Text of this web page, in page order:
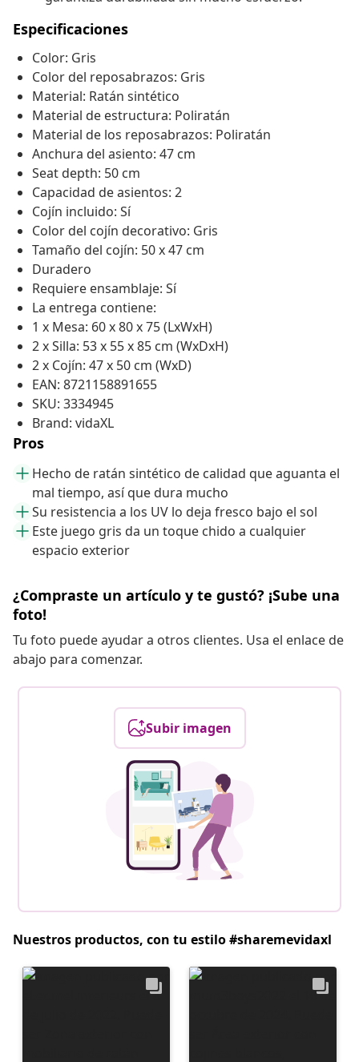
Especificaciones
Color: Gris
Color del reposabrazos: Gris
Material: Ratán sintético
Material de estructura: Poliratán
Material de los reposabrazos: Poliratán
Anchura del asiento: 47 cm
Seat depth: 50 cm
Capacidad de asientos: 2
Cojín incluido: Sí
Color del cojín decorativo: Gris
Tamaño del cojín: 50 x 47 cm
Duradero
Requiere ensamblaje: Sí
La entrega contiene:
1 x Mesa: 60 x 80 x 75 (LxWxH)
2 x Silla: 53 x 55 x 85 cm (WxDxH)
2 x Cojín: 47 x 50 cm (WxD)
EAN: 8721158891655
SKU: 3334945
Brand: vidaXL
Pros
Hecho de ratán sintético de calidad que aguanta el
mal tiempo, así que dura mucho
Su resistencia a los UV lo deja fresco bajo el sol
Este juego gris da un toque chido a cualquier
espacio exterior
¿Compraste un artículo y te gustó? ¡Sube una
foto!
Tu foto puede ayudar a otros clientes. Usa el enlace de
abajo para comenzar.
Subir imagen
Nuestros productos, con tu estilo #sharemevidaxl